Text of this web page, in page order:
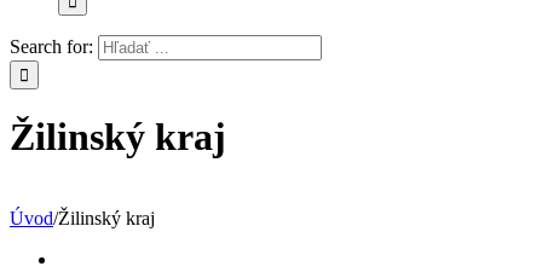
Search for:
Žilinský kraj
Úvod/Žilinský kraj